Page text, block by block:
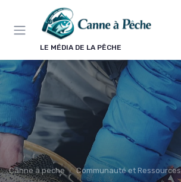
LE MÉDIA DE LA PÊCHE
Canne à peche Communauté et Ressources
Panneau de gestion des cookies